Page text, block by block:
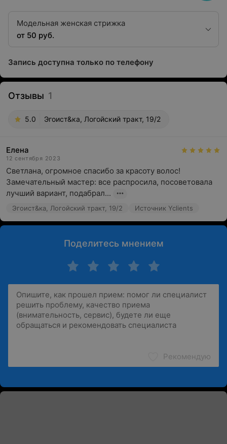
Модельная женская стрижка
от 50 руб.
Запись доступна только по телефону
Отзывы 1
5.0 Эгоист&ка, Логойский тракт, 19/2
Елена
12 сентября 2023
Светлана, огромное спасибо за красоту волос!
Замечательный мастер: все распросила, посоветовала
лучший вариант, подабрал...
Эгоист&ка, Логойский тракт, 19/2 Источник Yclients
Поделитесь мнением
Рекомендую